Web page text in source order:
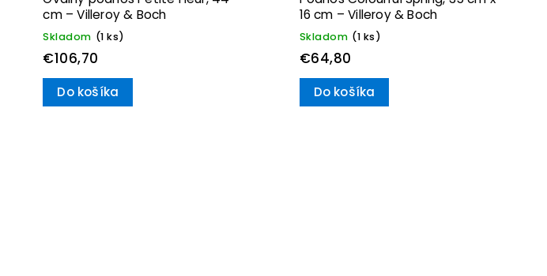
cm – Villeroy & Boch
Skladom (1 ks)
€106,70
Do košíka
16 cm – Villeroy & Boch
Skladom (1 ks)
€64,80
Do košíka